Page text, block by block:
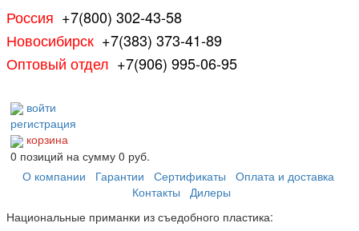
Россия +7(800) 302-43-58
Новосибирск +7(383) 373-41-89
Оптовый отдел +7(906) 995-06-95
войти
регистрация
корзина
0 позиций на сумму 0 руб.
О компании
Гарантии Сертификаты
Оплата и доставка
Контакты
Дилеры
Национальные приманки из съедобного пластика: